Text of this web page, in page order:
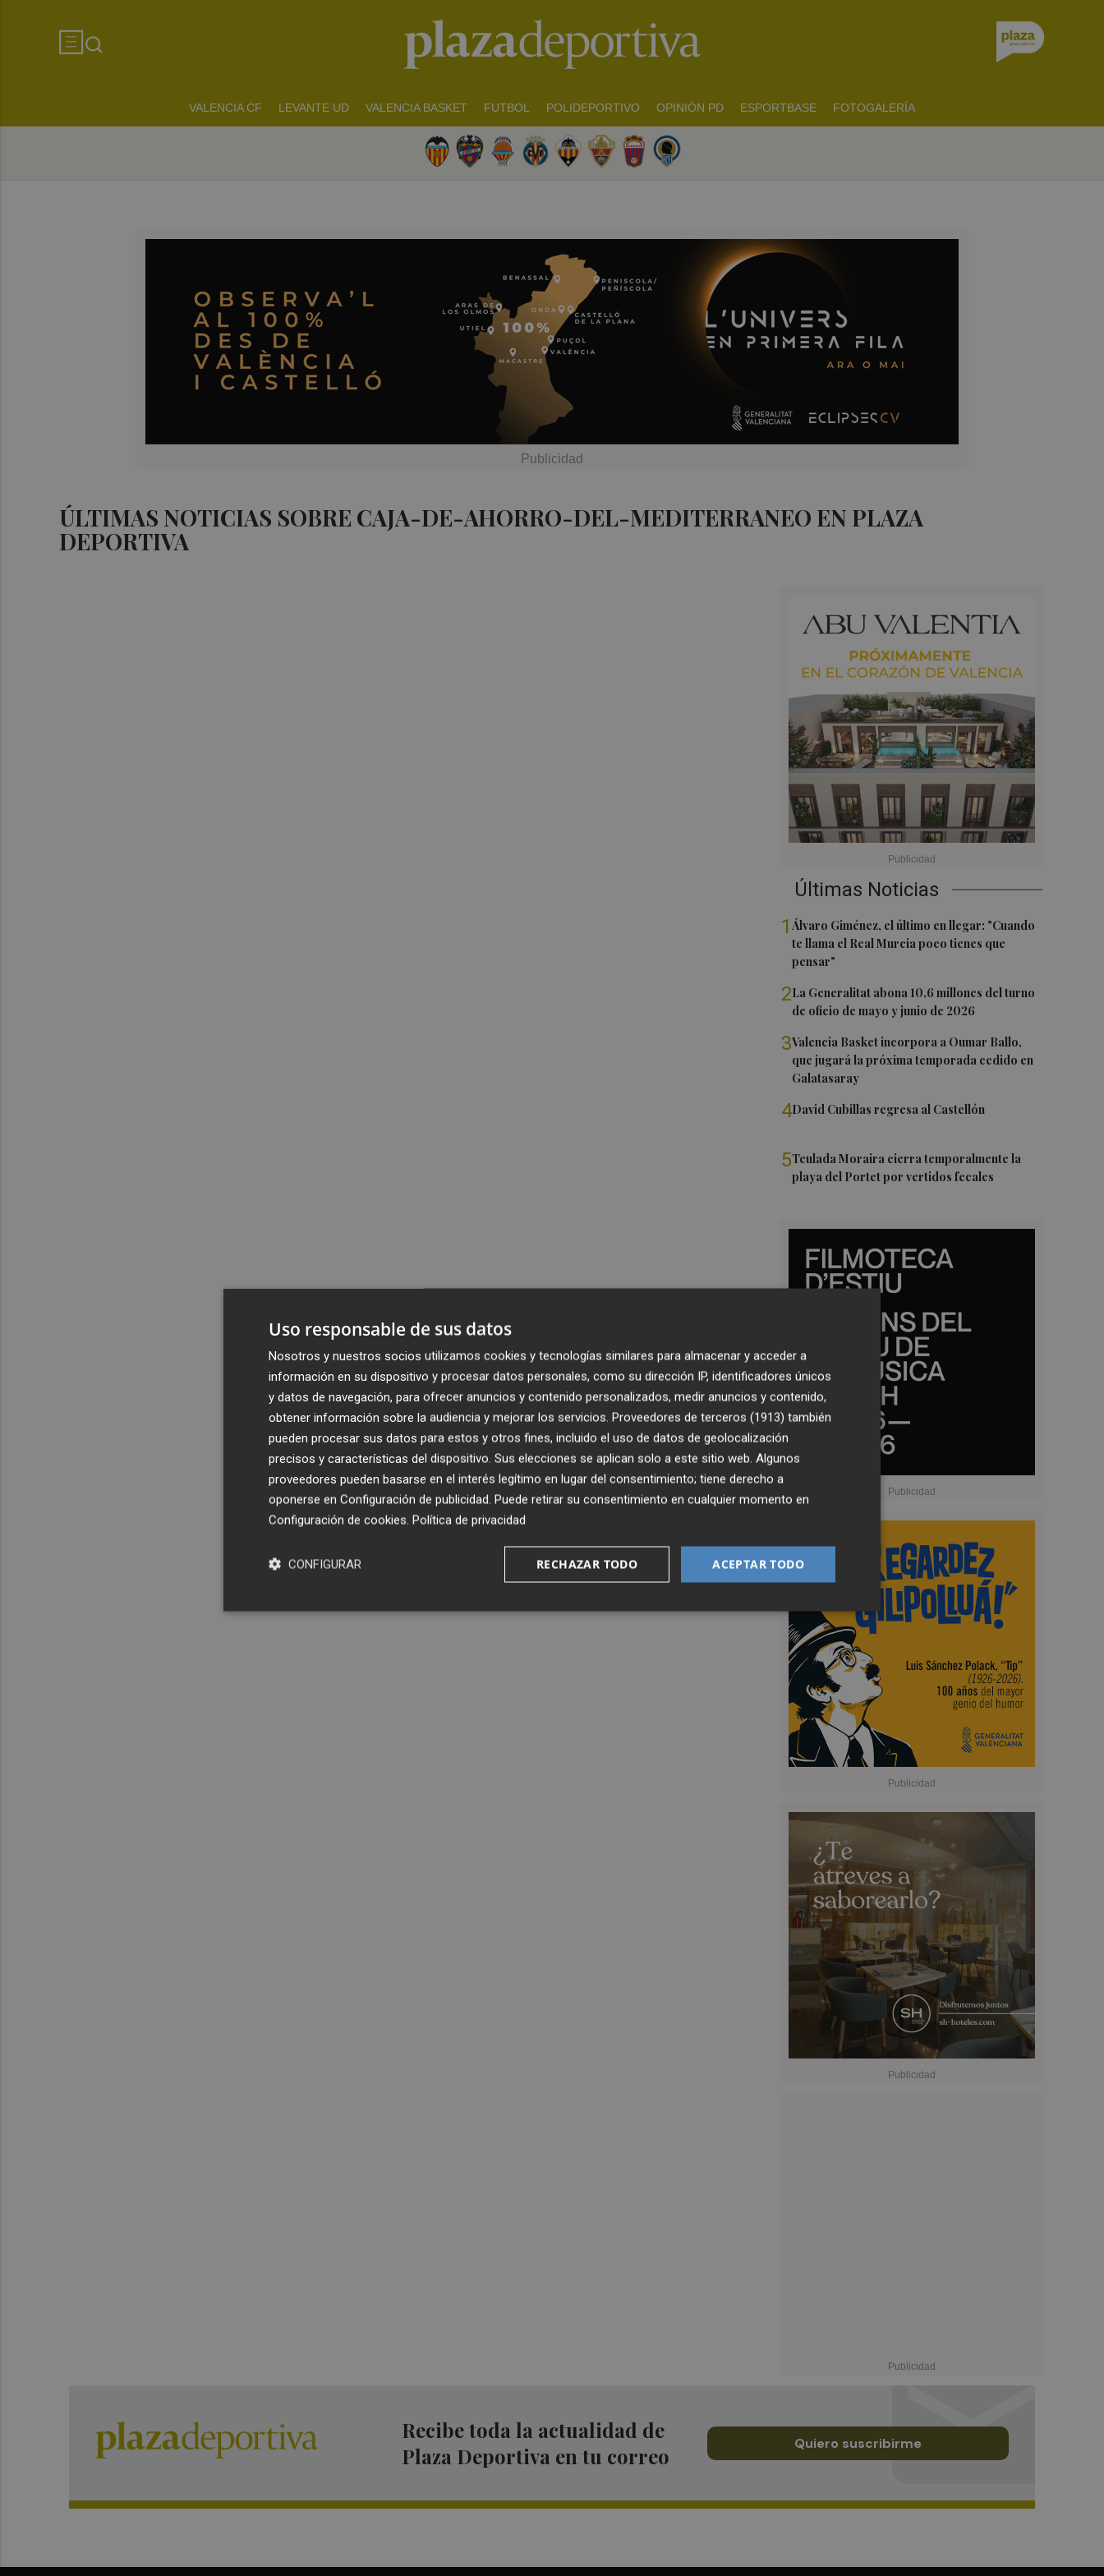
VALENCIA CF LEVANTE UD VALENCIA BASKET FUTBOL POLIDEPORTIVO OPINIÓN PD ESPORTBASE FOTOGALERÍA
ÚLTIMAS NOTICIAS SOBRE CAJA-DE-AHORRO-DEL-MEDITERRANEO EN PLAZA
DEPORTIVA
Últimas Noticias
1Álvaro Giménez, el último en llegar: "Cuando
te llama el Real Murcia poco tienes que
pensar"
2La Generalitat abona 10,6 millones del turno
de oficio de mayo y junio de 2026
3Valencia Basket incorpora a Oumar Ballo,
que jugará la próxima temporada cedido en
Galatasaray
4David Cubillas regresa al Castellón
5Teulada Moraira cierra temporalmente la
playa del Portet por vertidos fecales
Recibe toda la actualidad de
Plaza Deportiva en tu correo
Quiero suscribirme
Uso responsable de sus datos
Nosotros y nuestros socios utilizamos cookies y tecnologías similares para almacenar y acceder a
información en su dispositivo y procesar datos personales, como su dirección IP, identificadores únicos
y datos de navegación, para ofrecer anuncios y contenido personalizados, medir anuncios y contenido,
obtener información sobre la audiencia y mejorar los servicios. Proveedores de terceros (1913) también
pueden procesar sus datos para estos y otros fines, incluido el uso de datos de geolocalización
precisos y características del dispositivo. Sus elecciones se aplican solo a este sitio web. Algunos
proveedores pueden basarse en el interés legítimo en lugar del consentimiento; tiene derecho a
oponerse en Configuración de publicidad. Puede retirar su consentimiento en cualquier momento en
Configuración de cookies. Política de privacidad
ACEPTAR TODO
RECHAZAR TODO
CONFIGURAR